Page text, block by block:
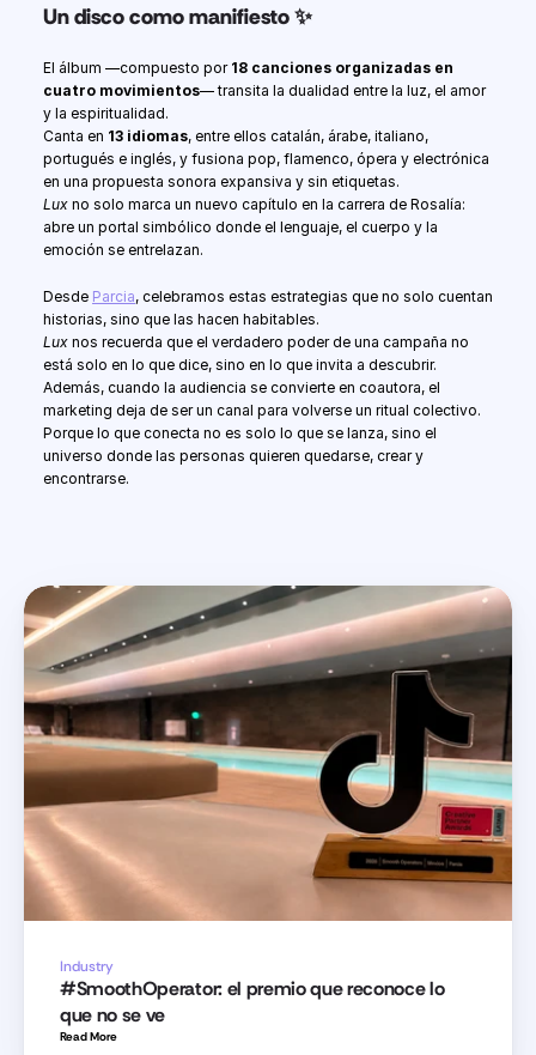
Un disco como manifiesto ✨
El álbum —compuesto por 18 canciones organizadas en
cuatro movimientos— transita la dualidad entre la luz, el amor
y la espiritualidad.
Canta en 13 idiomas, entre ellos catalán, árabe, italiano,
portugués e inglés, y fusiona pop, flamenco, ópera y electrónica
en una propuesta sonora expansiva y sin etiquetas.
Lux no solo marca un nuevo capítulo en la carrera de Rosalía:
abre un portal simbólico donde el lenguaje, el cuerpo y la
emoción se entrelazan.
Desde Parcia, celebramos estas estrategias que no solo cuentan
historias, sino que las hacen habitables.
Lux nos recuerda que el verdadero poder de una campaña no
está solo en lo que dice, sino en lo que invita a descubrir.
Además, cuando la audiencia se convierte en coautora, el
marketing deja de ser un canal para volverse un ritual colectivo.
Porque lo que conecta no es solo lo que se lanza, sino el
universo donde las personas quieren quedarse, crear y
encontrarse.
Industry
#SmoothOperator: el premio que reconoce lo
que no se ve
Read More